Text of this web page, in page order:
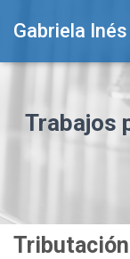
Gabriela
Trabajos